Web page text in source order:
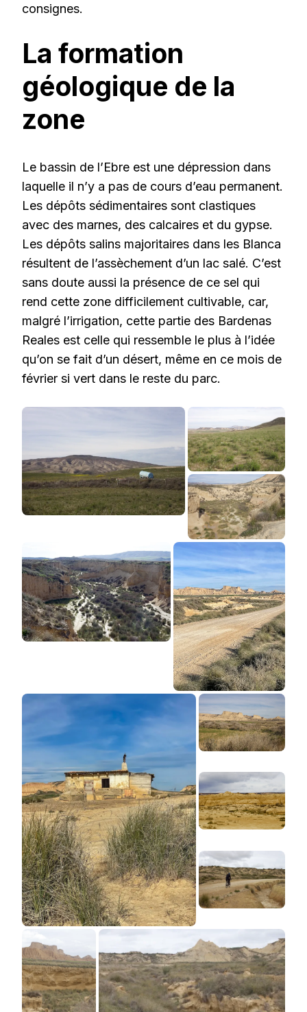
consignes.
La formation
géologique de la
zone
Le bassin de l’Ebre est une dépression dans
laquelle il n’y a pas de cours d’eau permanent.
Les dépôts sédimentaires sont clastiques
avec des marnes, des calcaires et du gypse.
Les dépôts salins majoritaires dans les Blanca
résultent de l’assèchement d’un lac salé. C’est
sans doute aussi la présence de ce sel qui
rend cette zone difficilement cultivable, car,
malgré l’irrigation, cette partie des Bardenas
Reales est celle qui ressemble le plus à l’idée
qu’on se fait d’un désert, même en ce mois de
février si vert dans le reste du parc.